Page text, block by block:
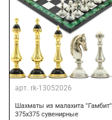
арт. rk-13052026
Шахматы из малахита "Гамбит"
375х375 сувенирные